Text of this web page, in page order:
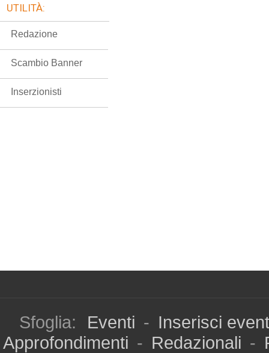
UTILITÀ:
Redazione
Scambio Banner
Inserzionisti
Sfoglia: Eventi - Inserisci
Approfondimenti - Redazionali -